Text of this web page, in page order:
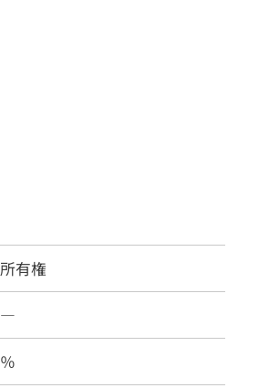
所有権
―
％
賃貸物件
お問合わせ